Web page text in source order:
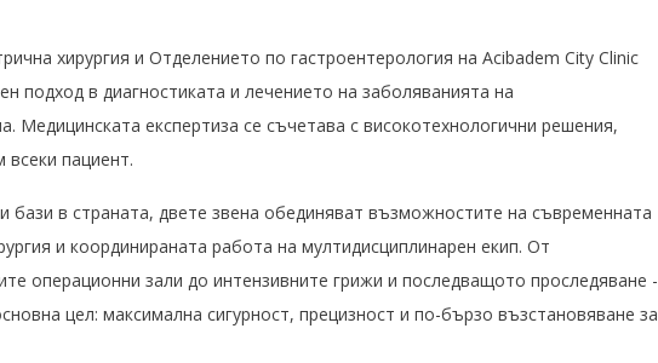
хирургия и Отделението по гастроентерология на Acibadem City Clinic
в диагностиката и лечението на заболяванията на
Медицинската експертиза се съчетава с високотехнологични решения,
пациент.
в страната, двете звена обединяват възможностите на съвременната
и координираната работа на мултидисциплинарен екип. От
операционни зали до интензивните грижи и последващото проследяване -
цел: максимална сигурност, прецизност и по-бързо възстановяване за